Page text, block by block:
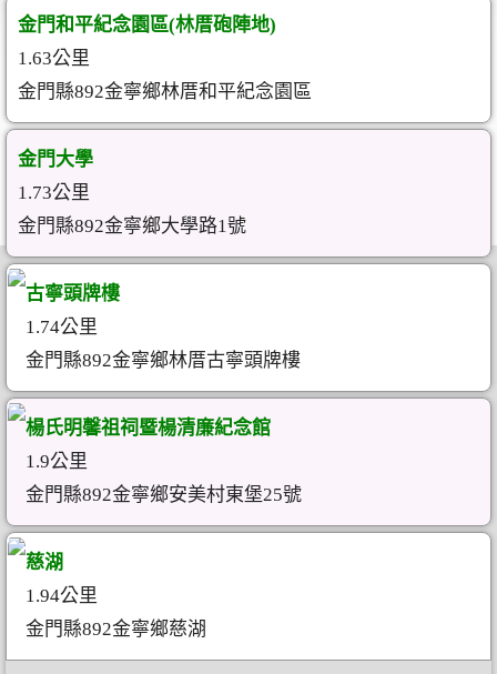
金門和平紀念園區(林厝砲陣地)
1.63公里
金門縣892金寧鄉林厝和平紀念園區
金門大學
1.73公里
金門縣892金寧鄉大學路1號
古寧頭牌樓
1.74公里
金門縣892金寧鄉林厝古寧頭牌樓
楊氏明馨祖祠暨楊清廉紀念館
1.9公里
金門縣892金寧鄉安美村東堡25號
慈湖
1.94公里
金門縣892金寧鄉慈湖